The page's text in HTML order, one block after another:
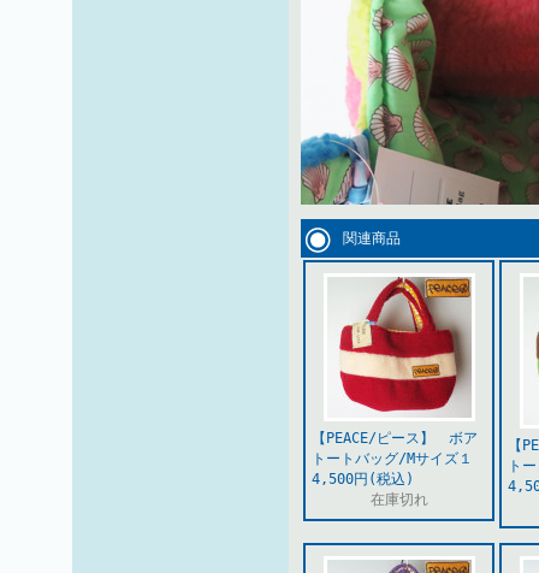
関連商品
【PEACE/ピース】 ボア
トートバッグ/Mサイズ１
4,500円(税込)
在庫切れ
【
ト